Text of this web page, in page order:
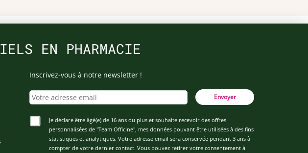
EN PHARMACIE
Inscrivez-vous à notre newsletter !
Envoyer
Je déclare être âgé(e) de 16 ans ou plus et souhaite recevoir des offres
personnalisées de "Team Officine", mes données pouvant être utilisées à des fins
statistiques et analytiques. Votre adresse email sera conservée pendant 3 ans à
compter de votre dernier contact. Vous pouvez retirer votre consentement à